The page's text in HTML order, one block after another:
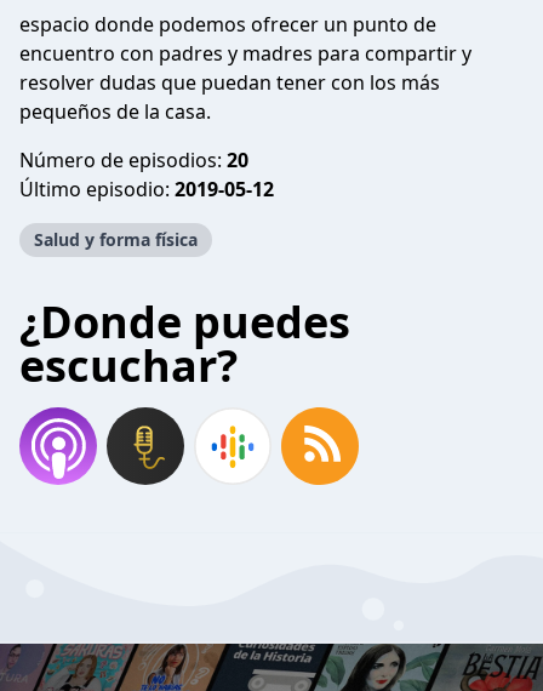
espacio donde podemos ofrecer un punto de
encuentro con padres y madres para compartir y
resolver dudas que puedan tener con los más
pequeños de la casa.
Número de episodios: 20
Último episodio: 2019-05-12
Salud y forma física
¿Donde puedes
escuchar?